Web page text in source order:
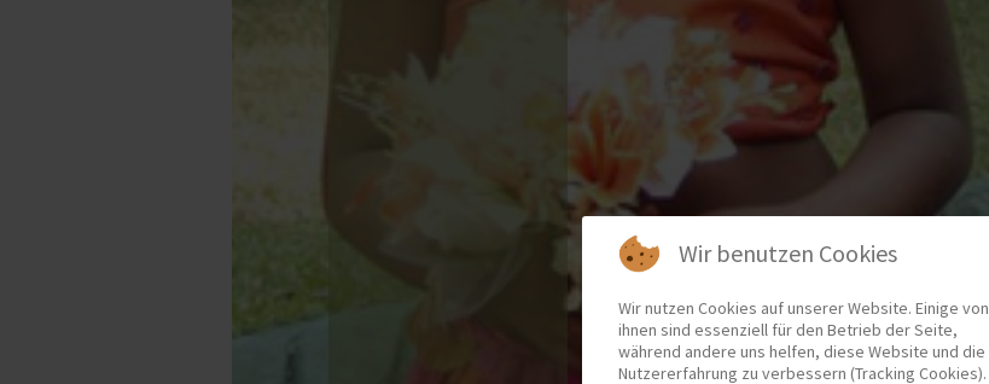
Wir benutzen Cookies
Wir nutzen Cookies auf unserer Website. Einige von
ihnen sind essenziell für den Betrieb der Seite,
während andere uns helfen, diese Website und die
Nutzererfahrung zu verbessern (Tracking Cookies).